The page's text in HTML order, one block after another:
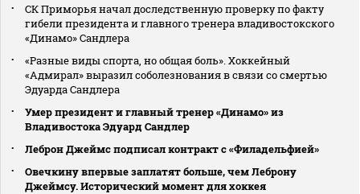
СК Приморья начал доследственную проверку по факту
гибели президента и главного тренера владивостокского
«Динамо» Сандлера
«Разные виды спорта, но общая боль». Хоккейный
«Адмирал» выразил соболезнования в связи со смертью
Эдуарда Сандлера
Умер президент и главный тренер «Динамо» из
Владивостока Эдуард Сандлер
Леброн Джеймс подписал контракт с «Филадельфией»
Овечкину впервые заплатят больше, чем Леброну
Джеймсу. Исторический момент для хоккея